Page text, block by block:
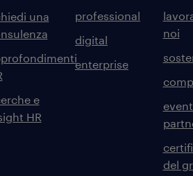
una
e
HR
professional
digital
enterprise
noi
del